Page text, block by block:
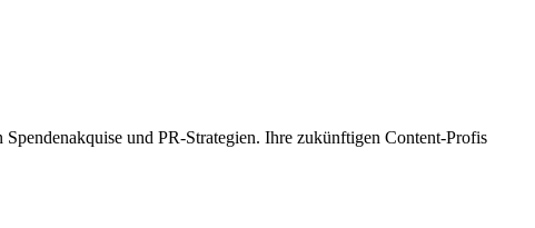
und PR-Strategien. Ihre zukünftigen Content-Profis